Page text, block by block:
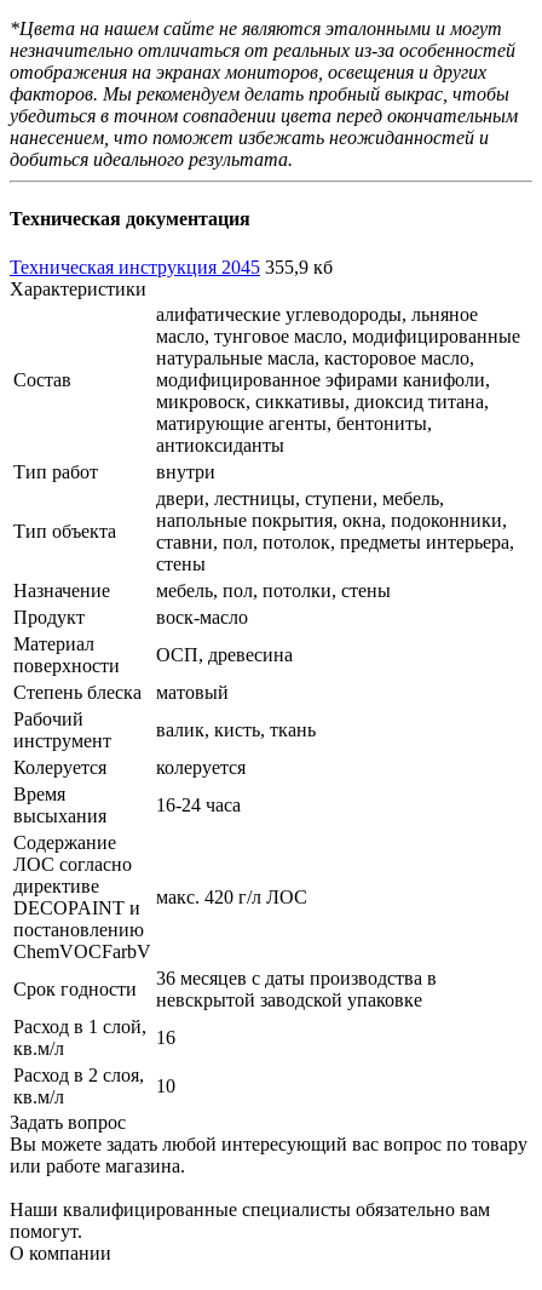
*Цвета на нашем сайте не являются эталонными и могут
незначительно отличаться от реальных из-за особенностей
отображения на экранах мониторов, освещения и других
факторов. Мы рекомендуем делать пробный выкрас, чтобы
убедиться в точном совпадении цвета перед окончательным
нанесением, что поможет избежать неожиданностей и
добиться идеального результата.
Техническая документация
Техническая инструкция 2045 355,9 кб
Характеристики
Состав
алифатические углеводороды, льняное
масло, тунговое масло, модифицированные
натуральные масла, касторовое масло,
модифицированное эфирами канифоли,
микровоск, сиккативы, диоксид титана,
матирующие агенты, бентониты,
антиоксиданты
Тип работ
внутри
Тип объекта
двери, лестницы, ступени, мебель,
напольные покрытия, окна, подоконники,
ставни, пол, потолок, предметы интерьера,
стены
Назначение
мебель, пол, потолки, стены
Продукт
воск-масло
Материал
поверхности
ОСП, древесина
Степень блеска
матовый
Рабочий
инструмент
валик, кисть, ткань
Колеруется
колеруется
Время
высыхания
16-24 часа
Содержание
ЛОС согласно
директиве
DECOPAINT и
постановлению
ChemVOCFarbV
макс. 420 г/л ЛОС
Срок годности
36 месяцев с даты производства в
невскрытой заводской упаковке
Расход в 1 слой,
кв.м/л
16
Расход в 2 слоя,
кв.м/л
10
Задать вопрос
Вы можете задать любой интересующий вас вопрос по товару
или работе магазина.
Наши квалифицированные специалисты обязательно вам
помогут.
О компании